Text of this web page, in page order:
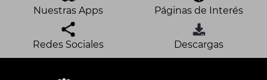
Nuestras Apps Páginas de Interés
Redes Sociales Descargas